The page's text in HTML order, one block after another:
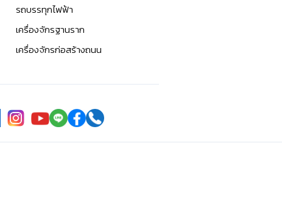
รถบรรทุกไฟฟ้า
เครื่องจักรฐานราก
เครื่องจักรก่อสร้างถนน